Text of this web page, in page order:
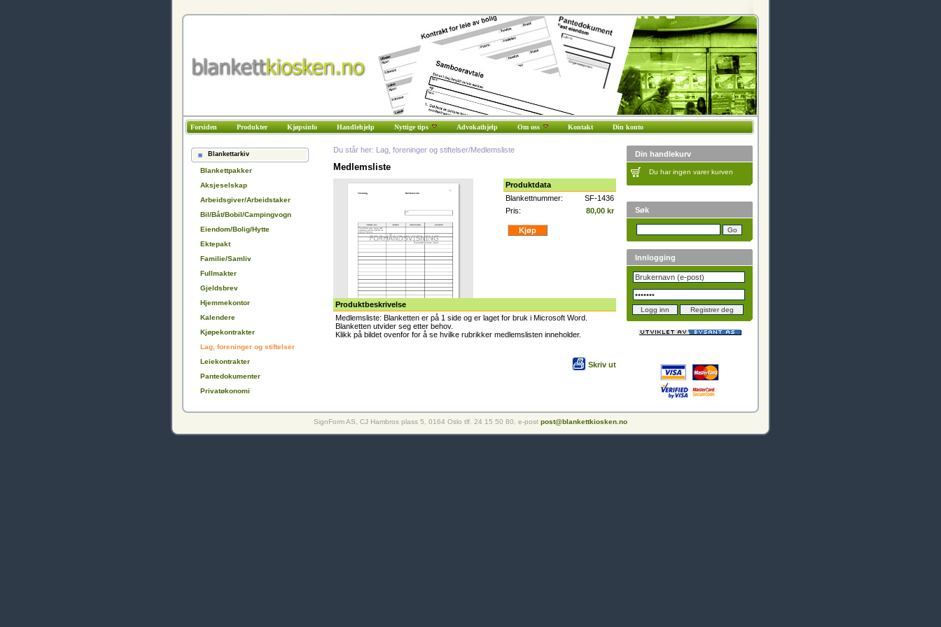
Forsiden Produkter Kjøpsinfo Handlehjelp Nyttige tips Advokathjelp Om oss Kontakt Din konto
Blankettarkiv
Blankettpakker
Aksjeselskap
Arbeidsgiver/Arbeidstaker
Bil/Båt/Bobil/Campingvogn
Eiendom/Bolig/Hytte
Ektepakt
Familie/Samliv
Fullmakter
Gjeldsbrev
Hjemmekontor
Kalendere
Kjøpekontrakter
Lag, foreninger og stiftelser
Leiekontrakter
Pantedokumenter
Privatøkonomi
Du står her: Lag, foreninger og stiftelser/Medlemsliste
Medlemsliste
Produktdata
Blankettnummer:
SF-1436
Pris:
80,00 kr
Produktbeskrivelse
Medlemsliste: Blanketten er på 1 side og er laget for bruk i Microsoft Word.
Blanketten utvider seg etter behov.
Klikk på bildet ovenfor for å se hvilke rubrikker medlemslisten inneholder.
Skriv ut
Din handlekurv
Du har ingen varer kurven
Søk
Innlogging
SignForm AS, CJ Hambros plass 5, 0164 Oslo tlf. 24 15 50 80, e-post post@blankettkiosken.no